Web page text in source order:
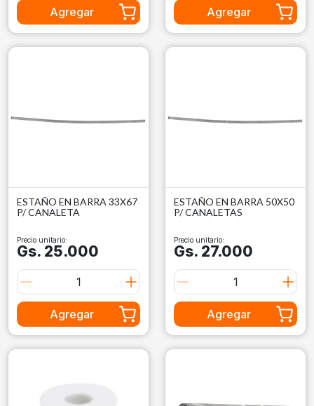
Agregar Agregar
ESTAÑO EN BARRA 33X67
P/ CANALETA
Precio unitario:
Gs. 25.000
Agregar
ESTAÑO EN BARRA 50X50
P/ CANALETAS
Precio unitario:
Gs. 27.000
Agregar